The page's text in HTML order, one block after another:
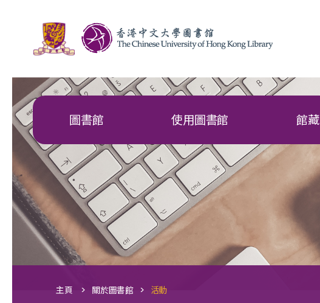
圖書館 使用圖書館 館藏
主頁 > 關於圖書館 > 活動